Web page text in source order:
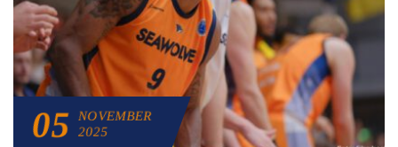
05
NOVEMBER
2025